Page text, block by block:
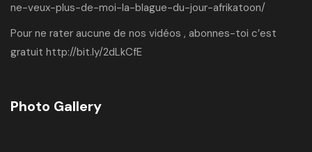
ne-veux-plus-de-moi-la-blague-du-jour-afrikatoon/
Pour ne rater aucune de nos vidéos , abonnes-toi c’est
gratuit http://bit.ly/2dLkCfE
Photo Gallery